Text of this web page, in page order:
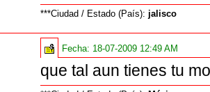
***Ciudad / Estado (País): jalisco
Fecha: 18-07-2009 12:49 AM
que tal aun tienes tu